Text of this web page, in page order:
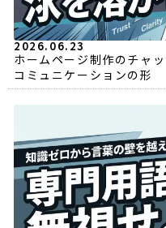
2026.06.23
ホームページ制作のチャ
コミュニケーションの形